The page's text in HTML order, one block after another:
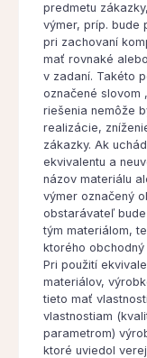
predmetu
výmer, príp. bude
pri zachovaní
mať rovnaké
v zadaní. Takéto
označené slovom
riešenia nemôže
realizácie,
zákazky. Ak
ekvivalentu a
názov materiálu
výmer označený
obstarávateľ
tým materiálom,
ktorého
Pri použití
materiálov,
tieto mať
vlastnostiam
parametrom)
ktoré uviedol